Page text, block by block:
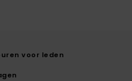
voor leden